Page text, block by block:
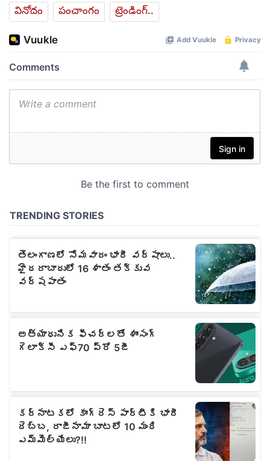
వినోదం పంచాంగం ట్రెండింగ్..